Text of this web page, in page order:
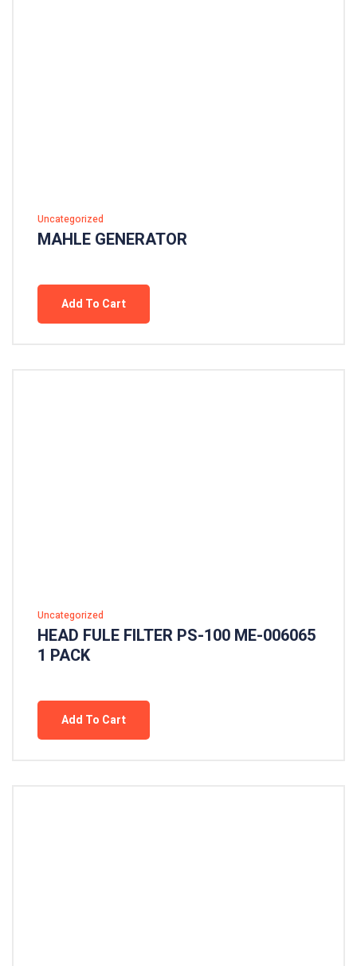
Uncategorized
MAHLE GENERATOR
Add To Cart
Uncategorized
HEAD FULE FILTER PS-100 ME-006065
1 PACK
Add To Cart